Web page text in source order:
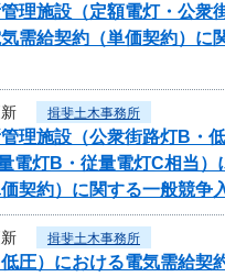
理施設（定額電灯・公衆
需給契約（単価契約）に
揖斐土木事務所
理施設（公衆街路灯B・低
電灯B・従量電灯C相当）
契約）に関する一般競争
揖斐土木事務所
圧）における電気需給契